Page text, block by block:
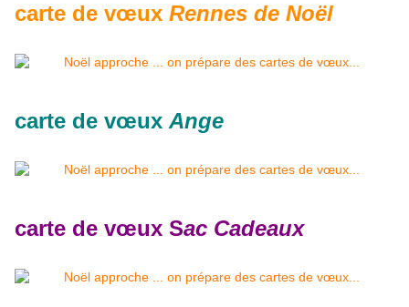
carte de vœux Rennes de Noël
carte de vœux Ange
carte de vœux Sac Cadeaux